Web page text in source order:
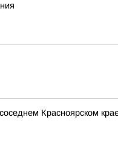
Красноярском